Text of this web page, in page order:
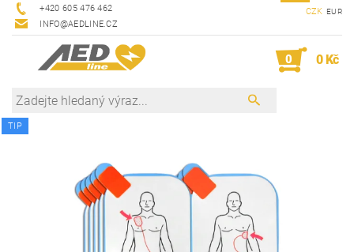
+420 605 476 462
INFO@AEDLINE.CZ
CZK EUR
0 0 Kč
TIP